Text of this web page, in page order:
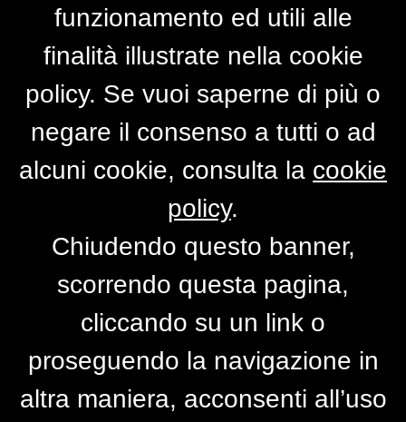
Foto Italia
funzionamento ed utili alle
finalità illustrate nella cookie
policy. Se vuoi saperne di più o
negare il consenso a tutti o ad
alcuni cookie, consulta la cookie
policy.
Chiudendo questo banner,
scorrendo questa pagina,
cliccando su un link o
proseguendo la navigazione in
altra maniera, acconsenti all’uso